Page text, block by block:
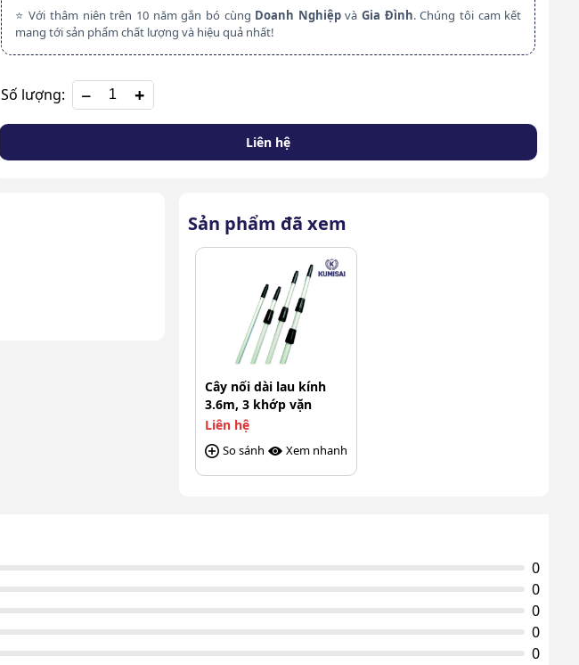
⭐ Với thâm niên trên 10 năm gắn bó cùng Doanh NghiệpvàGia Đình. Chúng tôi cam kết
mang tới sản phẩm chất lượng và hiệu quả nhất!
Số lượng: +
Liên hệ
Sản phẩm đã xem
Cây nối dài lau kính
3.6m, 3 khớp vặn
Liên hệ
So sánh Xem nhanh
0
0
0
0
0